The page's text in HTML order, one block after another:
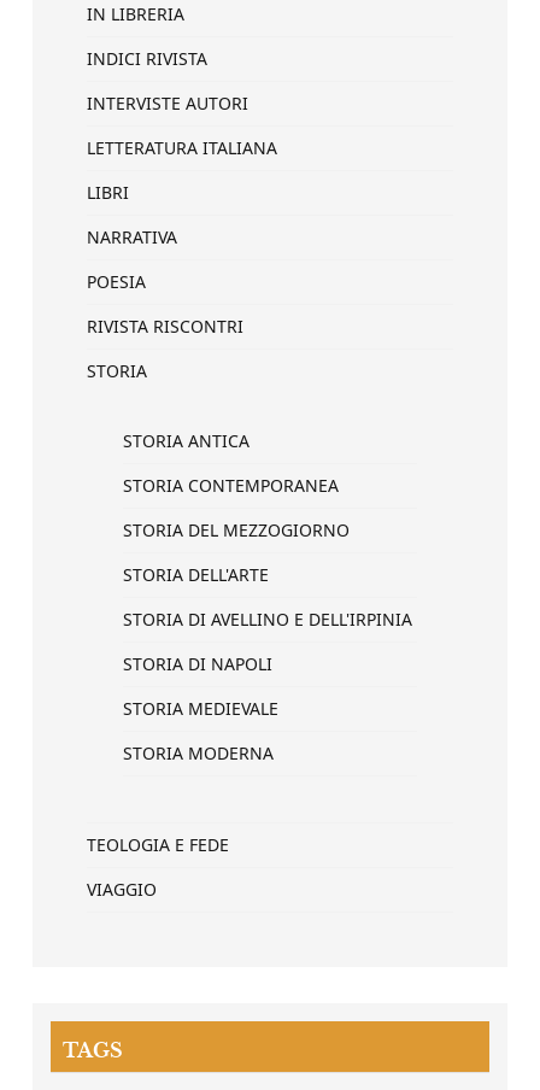
IN LIBRERIA
INDICI RIVISTA
INTERVISTE AUTORI
LETTERATURA ITALIANA
LIBRI
NARRATIVA
POESIA
RIVISTA RISCONTRI
STORIA
STORIA ANTICA
STORIA CONTEMPORANEA
STORIA DEL MEZZOGIORNO
STORIA DELL'ARTE
STORIA DI AVELLINO E DELL'IRPINIA
STORIA DI NAPOLI
STORIA MEDIEVALE
STORIA MODERNA
TEOLOGIA E FEDE
VIAGGIO
TAGS